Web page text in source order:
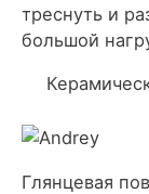
треснуть и
большой
Глянцевая